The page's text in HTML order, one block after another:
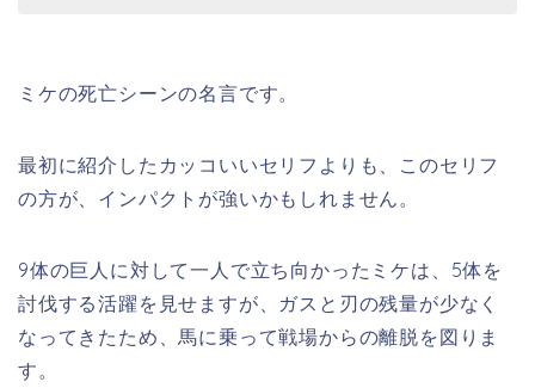
ミケの死亡シーンの名言です。
最初に紹介したカッコいいセリフよりも、このセリフ
の方が、インパクトが強いかもしれません。
9体の巨人に対して一人で立ち向かったミケは、5体を
討伐する活躍を見せますが、ガスと刃の残量が少なく
なってきたため、馬に乗って戦場からの離脱を図りま
す。